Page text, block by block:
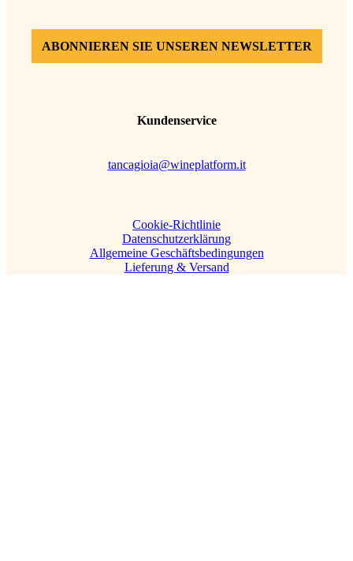
ABONNIEREN SIE UNSEREN NEWSLETTER
Kundenservice
tancagioia@wineplatform.it
Cookie-Richtlinie
Datenschutzerklärung
Allgemeine Geschäftsbedingungen
Lieferung & Versand